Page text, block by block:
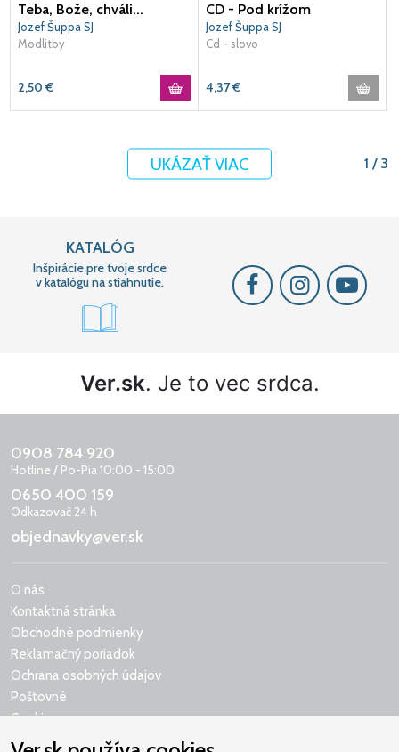
Teba, Bože, chváli...
Jozef Šuppa SJ
Modlitby
2,50 €
CD - Pod krížom
Jozef Šuppa SJ
Cd - slovo
4,37€
UKÁZAŤ VIAC 1 / 3
KATALÓG
Inšpirácie pre tvoje srdce
v katalógu na stiahnutie.
Ver.sk. Je to vec srdca.
0908 784 920
Hotline / Po-Pia 10:00 - 15:00
0650 400 159
Odkazovač 24 h
objednavky@ver.sk
O nás
Kontaktná stránka
Obchodné podmienky
Reklamačný poriadok
Ochrana osobných údajov
Poštovné
Cookies